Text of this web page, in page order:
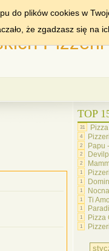
WROCŁAW
Pizzerii
TOP
31
4
2 Papu
2
2
1
1
1
1 Ti
1
1 Pizza
1
do plików cookies w
że zgadzasz się na